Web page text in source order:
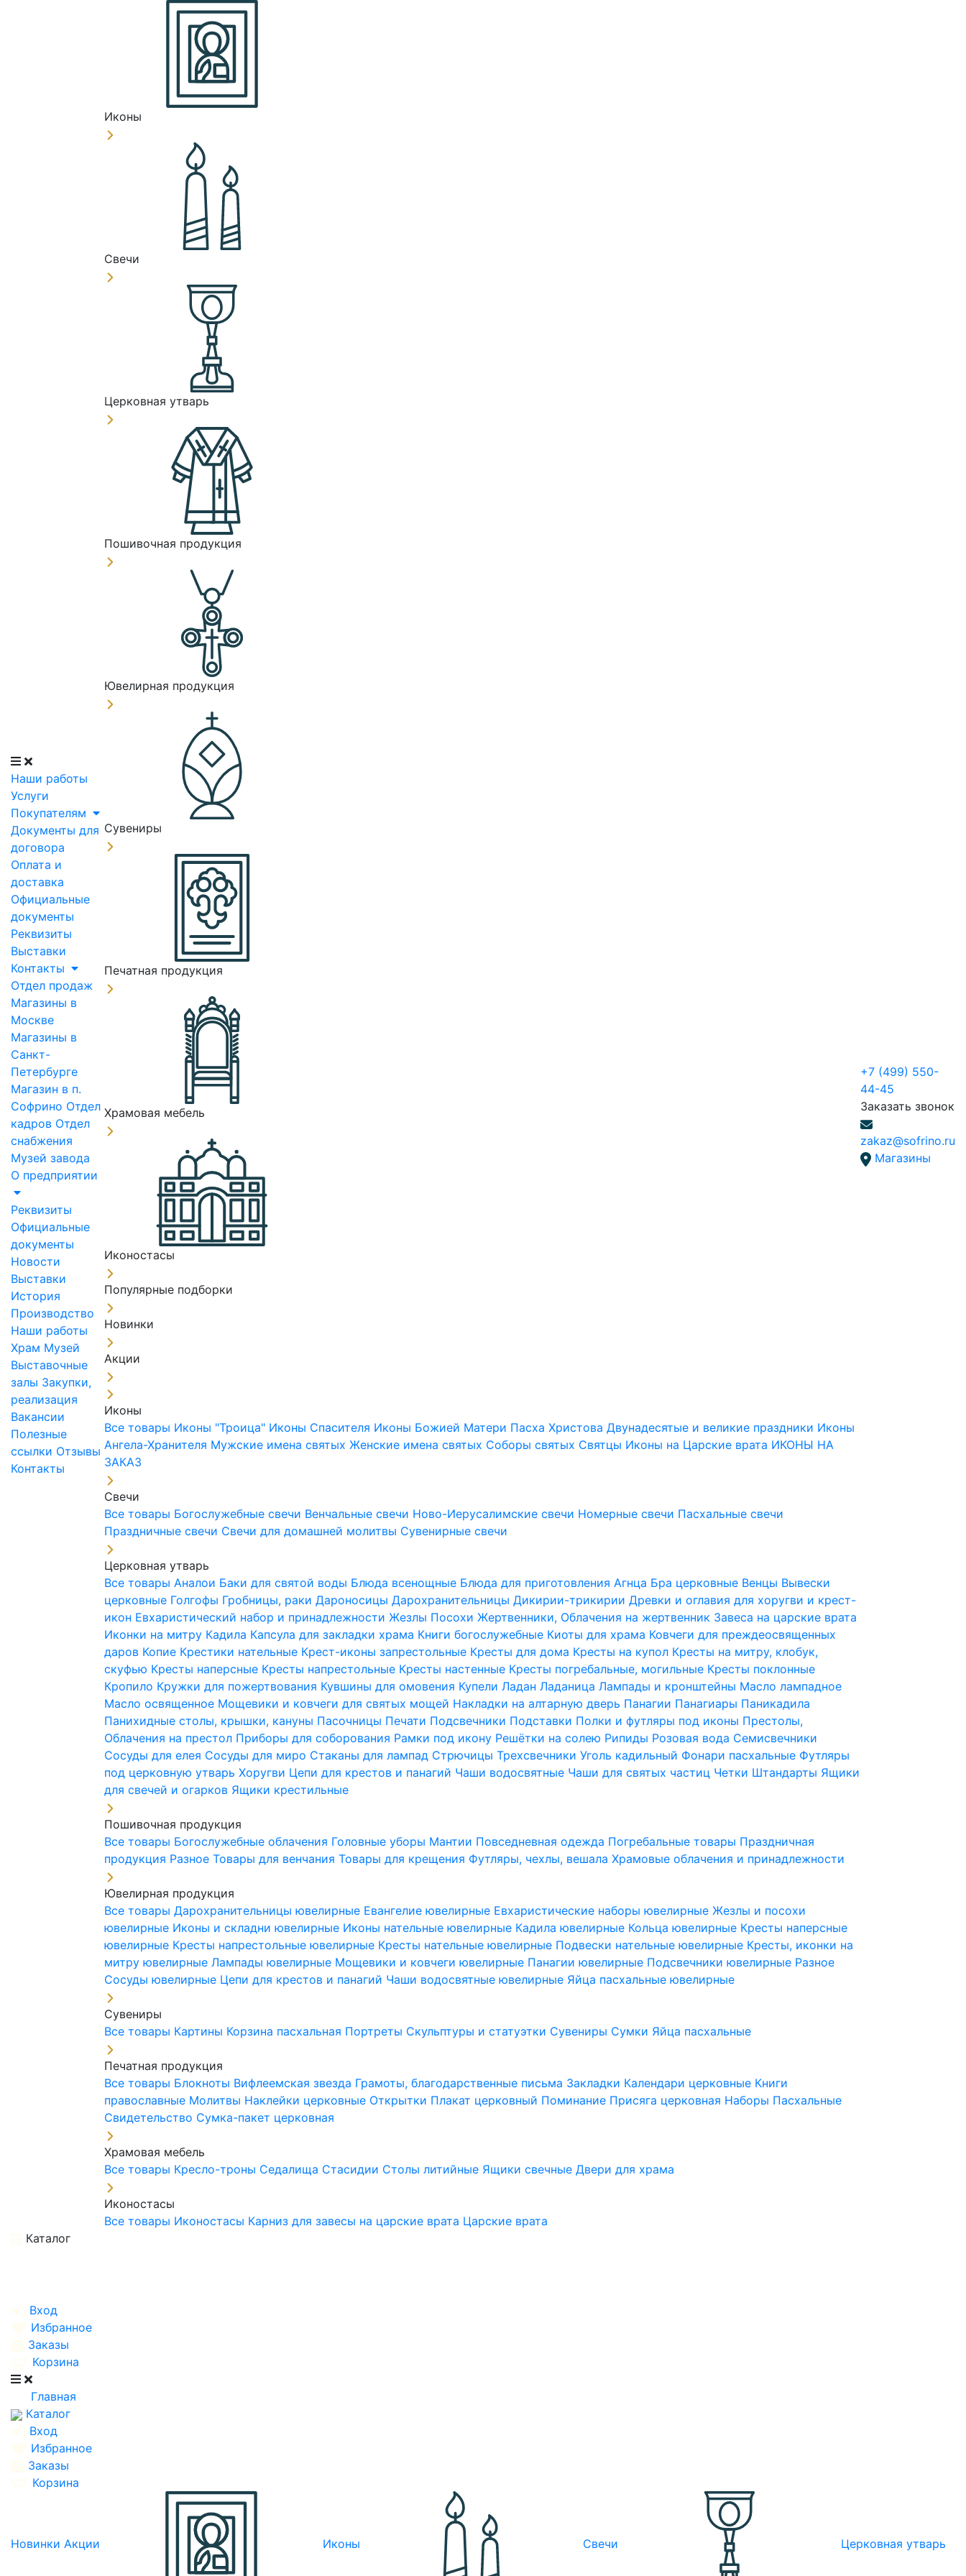
Наши работы
Услуги
Покупателям
Документы для
договора
Оплата и
доставка
Официальные
документы
Реквизиты
Выставки
Контакты
Отдел продаж
Магазины в
Москве
Магазины в
Санкт-
Петербурге
Магазин в п.
Софрино Отдел
кадров Отдел
снабжения
Музей завода
О предприятии
Реквизиты
Официальные
документы
Новости
Выставки
История
Производство
Наши работы
Храм Музей
Выставочные
залы Закупки,
реализация
Вакансии
Полезные
ссылки Отзывы
Контакты
Иконы
Свечи
Церковная утварь
Пошивочная продукция
Ювелирная продукция
Сувениры
Печатная продукция
Храмовая мебель
Иконостасы
Популярные подборки
Новинки
Акции
Иконы
Все товары Иконы "Троица" Иконы Спасителя Иконы Божией Матери Пасха ХристоваДвунадесятые и великие праздники Иконы
Ангела-Хранителя Мужские имена святыхЖенские имена святых Соборы святых Святцы Иконы на Царские врата ИКОНЫ НА
ЗАКАЗ
Свечи
Все товары Богослужебные свечи Венчальные свечи Ново-Иерусалимские свечи Номерные свечи Пасхальные свечи
Праздничные свечи Свечи для домашней молитвы Сувенирные свечи
Церковная утварь
Все товарыАналои Баки для святой воды Блюда всенощные Блюда для приготовления Агнца Бра церковные Венцы Вывески
церковные Голгофы Гробницы, ракиДароносицыДарохранительницыДикирии-трикирииДревки и оглавия для хоругви и крест-
икон Евхаристический набор и принадлежностиЖезлы ПосохиЖертвенники, Облачения на жертвенник Завеса на царские врата
Иконки на митру Кадила Капсула для закладки храма Книги богослужебные Киоты для храма Ковчеги для преждеосвященных
даров Копие Крестики нательные Крест-иконы запрестольные Кресты для дома Кресты на купол Кресты на митру, клобук,
скуфью Кресты наперсные Кресты напрестольные Кресты настенные Кресты погребальные, могильные Кресты поклонные
Кропило Кружки для пожертвования Кувшины для омовения КупелиЛаданЛаданицаЛампады и кронштейны Масло лампадное
Масло освященное Мощевики и ковчеги для святых мощей Накладки на алтарную дверь Панагии Панагиары Паникадила
Панихидные столы, крышки, кануны Пасочницы Печати Подсвечники Подставки Полки и футляры под иконы Престолы,
Облачения на престол Приборы для соборования Рамки под икону Решётки на солею Рипиды Розовая вода Семисвечники
Сосуды для елея Сосуды для миро Стаканы для лампад СтрючицыТрехсвечникиУголь кадильный Фонари пасхальные Футляры
под церковную утварьХоругви Цепи для крестов и панагий Чаши водосвятные Чаши для святых частиц Четки Штандарты Ящики
для свечей и огарков Ящики крестильные
Пошивочная продукция
Все товары Богослужебные облачения Головные уборы Мантии Повседневная одежда Погребальные товары Праздничная
продукция РазноеТовары для венчанияТовары для крещения Футляры, чехлы, вешалаХрамовые облачения и принадлежности
Ювелирная продукция
Все товарыДарохранительницы ювелирные Евангелие ювелирные Евхаристические наборы ювелирныеЖезлы и посохи
ювелирные Иконы и складни ювелирные Иконы нательные ювелирные Кадила ювелирные Кольца ювелирные Кресты наперсные
ювелирные Кресты напрестольные ювелирные Кресты нательные ювелирные Подвески нательные ювелирные Кресты, иконки на
митру ювелирныеЛампады ювелирные Мощевики и ковчеги ювелирные Панагии ювелирные Подсвечники ювелирные Разное
Сосуды ювелирные Цепи для крестов и панагий Чаши водосвятные ювелирные Яйца пасхальные ювелирные
Сувениры
Все товары Картины Корзина пасхальная Портреты Скульптуры и статуэтки Сувениры Сумки Яйца пасхальные
Печатная продукция
Все товары Блокноты Вифлеемская звезда Грамоты, благодарственные письма Закладки Календари церковные Книги
православные Молитвы Наклейки церковные Открытки Плакат церковный Поминание Присяга церковная Наборы Пасхальные
Свидетельство Сумка-пакет церковная
Храмовая мебель
Все товары Кресло-троны Седалища Стасидии Столы литийные Ящики свечныеДвери для храма
Иконостасы
Все товары Иконостасы Карниз для завесы на царские врата Царские врата
+7 (499) 550-
44-45
Заказать звонок
zakaz@sofrino.ru
Магазины
Каталог
Вход
Избранное
Заказы
Корзина
Главная
Каталог
Вход
Избранное
Заказы
Корзина
Новинки Акции Иконы Свечи Церковная утварь